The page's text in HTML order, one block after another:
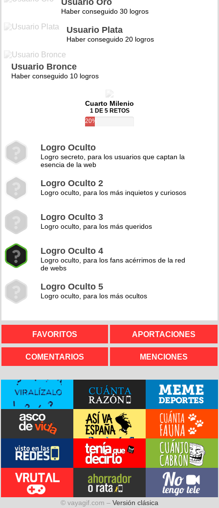
Usuario Oro
Haber conseguido 30 logros
Usuario Plata
Haber conseguido 20 logros
Usuario Bronce
Haber conseguido 10 logros
Cuarto Milenio
1 DE 5 RETOS
20%
Logro Oculto
Logro secreto, para los usuarios que captan la
esencia de la web
Logro Oculto 2
Logro oculto, para los más inquietos y curiosos
Logro Oculto 3
Logro oculto, para los más queridos
Logro Oculto 4
Logro oculto, para los fans acérrimos de la red
de webs
Logro Oculto 5
Logro oculto, para los más ocultos
FAVORITOS APORTACIONES
COMENTARIOS MENCIONES
© vayagif.com – Versión clásica